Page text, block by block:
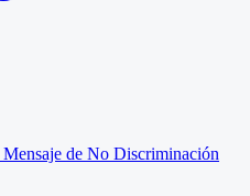
Mensaje de No Discriminación